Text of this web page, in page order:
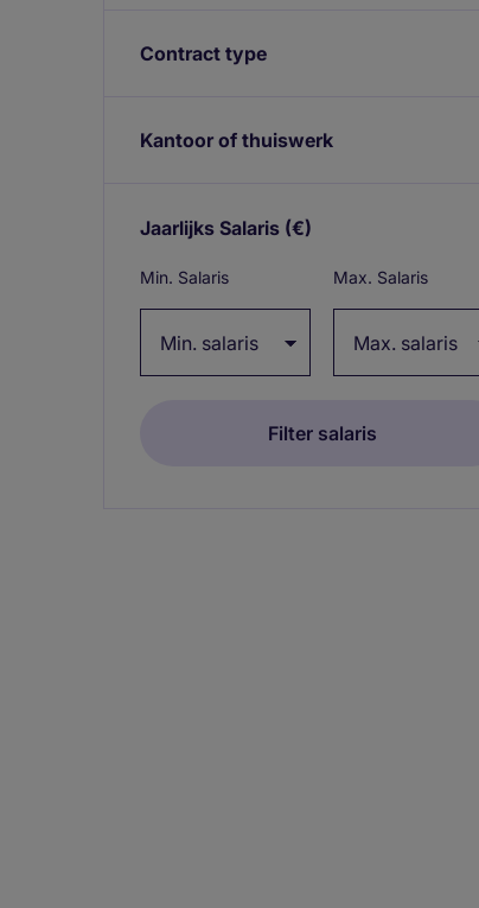
Contract type
Kantoor of thuiswerk
Jaarlijks Salaris (€)
Min. Salaris Max. Salaris